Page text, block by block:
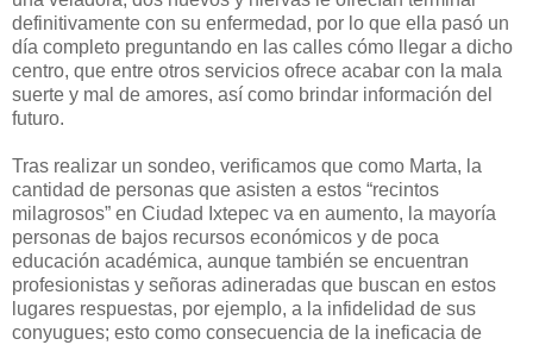
definitivamente con su enfermedad, por lo que ella pasó un
día completo preguntando en las calles cómo llegar a dicho
centro, que entre otros servicios ofrece acabar con la mala
suerte y mal de amores, así como brindar información del
futuro.
Tras realizar un sondeo, verificamos que como Marta, la
cantidad de personas que asisten a estos “recintos
milagrosos” en Ciudad Ixtepec va en aumento, la mayoría
personas de bajos recursos económicos y de poca
educación académica, aunque también se encuentran
profesionistas y señoras adineradas que buscan en estos
lugares respuestas, por ejemplo, a la infidelidad de sus
conyugues; esto como consecuencia de la ineficacia de